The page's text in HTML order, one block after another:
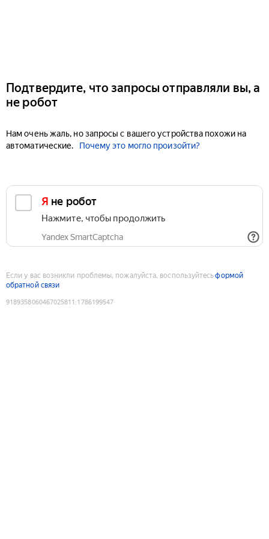
Подтвердите, что запросы отправляли вы, а
не робот
Нам очень жаль, но запросы с вашего устройства похожи на
автоматические.
Почему это могло произойти?
Я не робот
Нажмите, чтобы продолжить
Yandex SmartCaptcha
Если у вас возникли проблемы, пожалуйста, воспользуйтесьформой
обратной связи
9189358060467025811 :1786199547